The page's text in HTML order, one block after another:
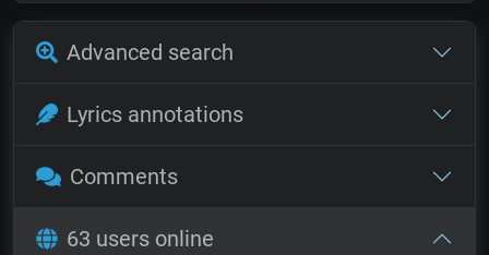
Advanced search
Lyrics annotations
Comments
63 users online